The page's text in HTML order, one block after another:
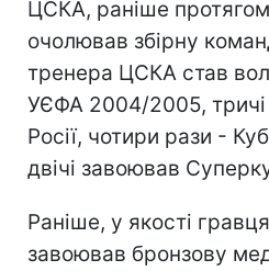
ЦСКА, раніше
очолював збірну
тренера ЦСКА став
УЄФА 2004/2005, тричі
Росії, чотири рази -
двічі завоював
Раніше, у якості
завоював бронзову